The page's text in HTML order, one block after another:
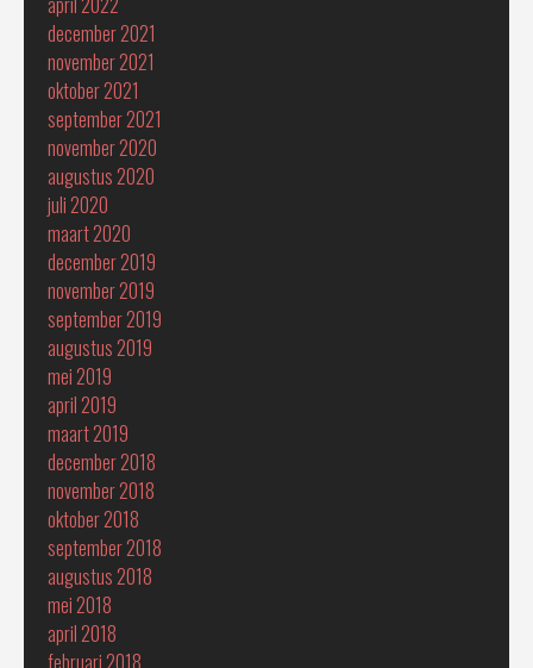
december 2021
november 2021
oktober 2021
september 2021
november 2020
augustus 2020
juli 2020
maart 2020
december 2019
november 2019
september 2019
augustus 2019
mei 2019
april 2019
maart 2019
december 2018
november 2018
oktober 2018
september 2018
augustus 2018
mei 2018
april 2018
februari 2018